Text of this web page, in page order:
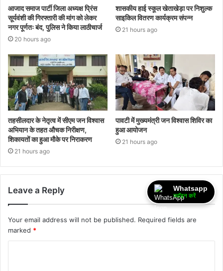
आजाद समाज पार्टी जिला अध्यक्ष प्रिंस
सूर्यवंशी की गिरफ्तारी की मांग को लेकर
नगर पूर्णतः बंद, पुलिस ने किया लाठीचार्ज
20 hours ago
शासकीय हाई स्कूल खेताखेड़ा पर निशुल्क
साइकिल वितरण कार्यक्रम संपन्न
21 hours ago
तहसीलदार के नेतृत्व में सीएम जन विश्वास
अभियान के तहत औचक निरीक्षण,
शिकायतों का हुआ मौके पर निराकरण
21 hours ago
पावटी में मुख्यमंत्री जन विश्वास शिविर का
हुआ आयोजन
21 hours ago
Leave a Reply
Your email address will not be published. Required fields are
marked *
Whatsapp
ज्वॉइन करें